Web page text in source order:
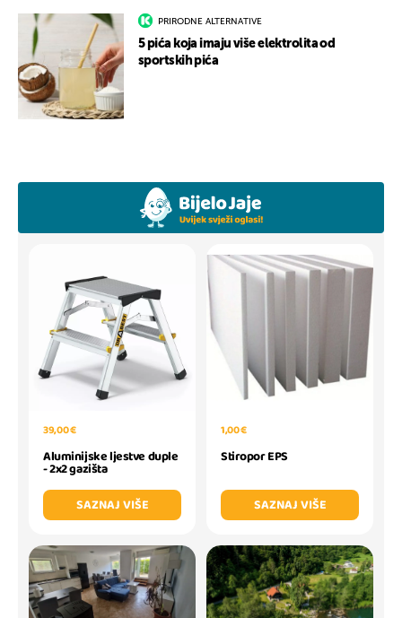
PRIRODNE ALTERNATIVE
5 pića koja imaju više elektrolita od
sportskih pića
39,00 €
Aluminijske ljestve duple
- 2x2 gazišta
SAZNAJ VIŠE
1,00 €
Stiropor EPS
SAZNAJ VIŠE